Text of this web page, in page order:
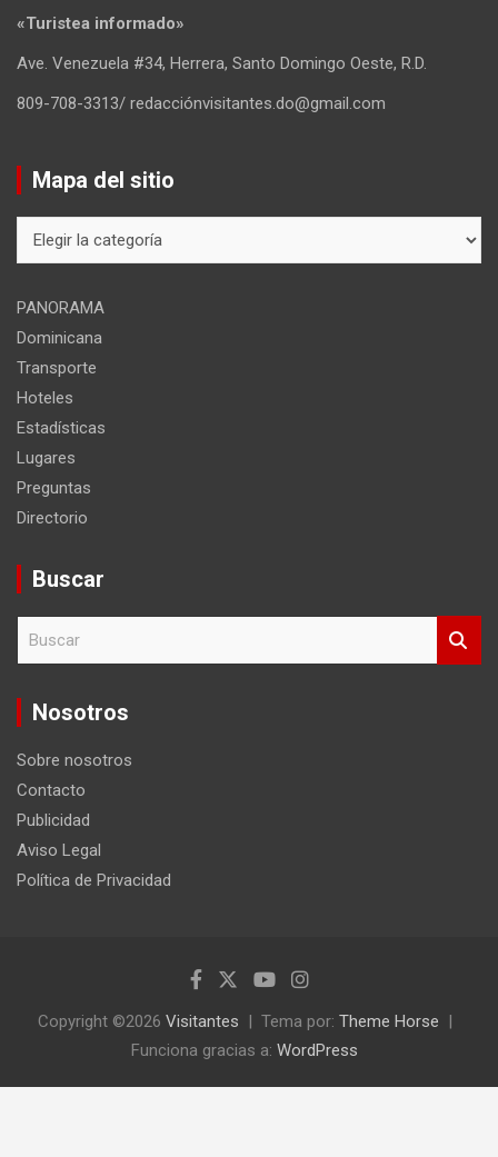
«Turistea informado»
Ave. Venezuela #34, Herrera, Santo Domingo Oeste, R.D.
809-708-3313/ redacciónvisitantes.do@gmail.com
Mapa del sitio
del
PANORAMA
Dominicana
Transporte
Hoteles
Estadísticas
Lugares
Preguntas
Directorio
Buscar
c
Nosotros
Sobre nosotros
Contacto
Publicidad
Aviso Legal
Política de Privacidad
Copyright ©2026 Visitantes Tema por: Theme Horse
Funciona gracias a: WordPress